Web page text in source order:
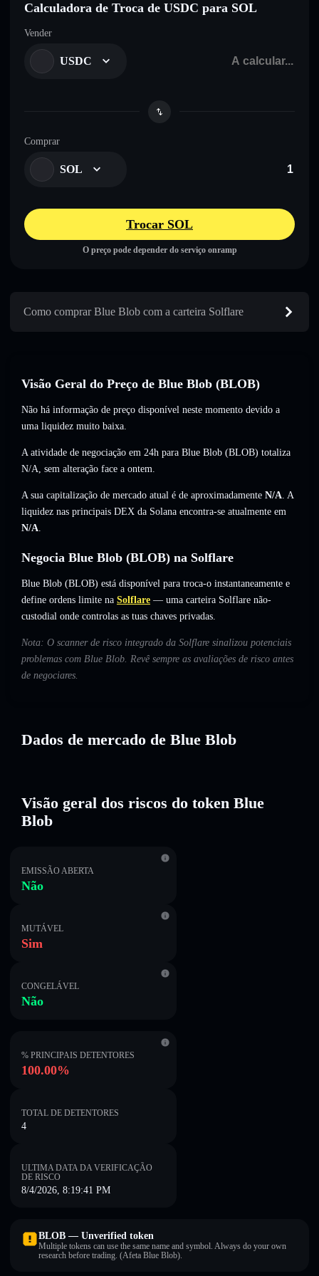
Calculadora de Troca de USDC para SOL
Vender
USDC
Comprar
SOL
Trocar SOL
O preço pode depender do serviço onramp
Como comprar Blue Blob com a carteira Solflare
Visão Geral do Preço de Blue Blob (BLOB)
Não há informação de preço disponível neste momento devido a
uma liquidez muito baixa.
A atividade de negociação em 24h para Blue Blob (BLOB) totaliza
N/A, sem alteração face a ontem.
A sua capitalização de mercado atual é de aproximadamente N/A. A
liquidez nas principais DEX da Solana encontra-se atualmente em
N/A.
Negocia Blue Blob (BLOB) na Solflare
Blue Blob (BLOB) está disponível para troca-o instantaneamente e
define ordens limite na Solflare — uma carteira Solflare não-
custodial onde controlas as tuas chaves privadas.
Nota: O scanner de risco integrado da Solflare sinalizou potenciais
problemas com Blue Blob. Revê sempre as avaliações de risco antes
de negociares.
Dados de mercado de Blue Blob
Visão geral dos riscos do token Blue
Blob
EMISSÃO ABERTA
Não
MUTÁVEL
Sim
CONGELÁVEL
Não
% PRINCIPAIS DETENTORES
100.00%
TOTAL DE DETENTORES
4
ULTIMA DATA DA VERIFICAÇÃO
DE RISCO
8/4/2026, 8:19:41 PM
BLOB — Unverified token
Multiple tokens can use the same name and symbol. Always do your own
research before trading. (Afeta Blue Blob).